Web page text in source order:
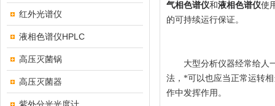
红外光谱仪
液相色谱仪HPLC
高压灭菌锅
高压灭菌器
气相色谱仪和液相色谱仪使
的可持续运行保证。
大型分析仪器经常给人一
法，*可以也应当正常运转
作中发挥作用。